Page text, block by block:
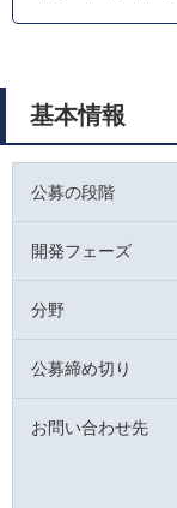
基本情報
公募の段階
開発フェーズ
分野
公募締め切り
お問い合わせ先